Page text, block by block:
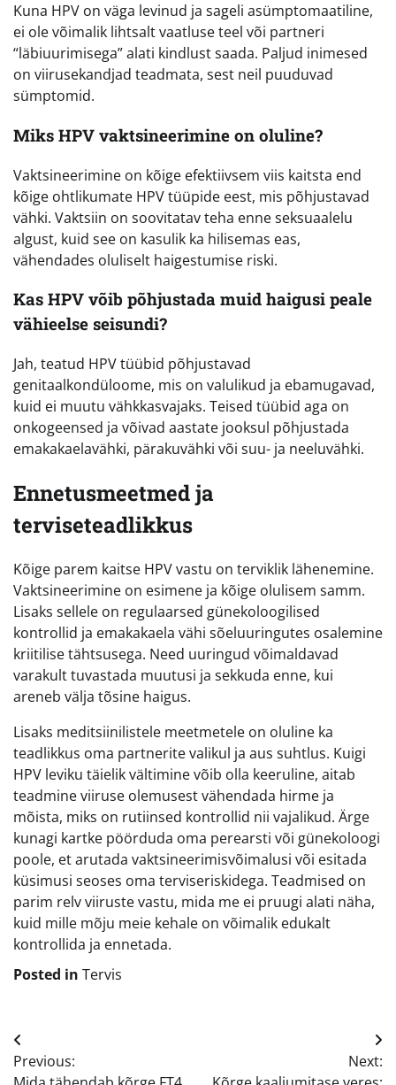
Kuna HPV on väga levinud ja sageli asümptomaatiline,
ei ole võimalik lihtsalt vaatluse teel või partneri
“läbiuurimisega” alati kindlust saada. Paljud inimesed
on viirusekandjad teadmata, sest neil puuduvad
sümptomid.
Miks HPV vaktsineerimine on oluline?
Vaktsineerimine on kõige efektiivsem viis kaitsta end
kõige ohtlikumate HPV tüüpide eest, mis põhjustavad
vähki. Vaktsiin on soovitatav teha enne seksuaalelu
algust, kuid see on kasulik ka hilisemas eas,
vähendades oluliselt haigestumise riski.
Kas HPV võib põhjustada muid haigusi peale
vähieelse seisundi?
Jah, teatud HPV tüübid põhjustavad
genitaalkondüloome, mis on valulikud ja ebamugavad,
kuid ei muutu vähkkasvajaks. Teised tüübid aga on
onkogeensed ja võivad aastate jooksul põhjustada
emakakaelavähki, pärakuvähki või suu- ja neeluvähki.
Ennetusmeetmed ja
terviseteadlikkus
Kõige parem kaitse HPV vastu on terviklik lähenemine.
Vaktsineerimine on esimene ja kõige olulisem samm.
Lisaks sellele on regulaarsed günekoloogilised
kontrollid ja emakakaela vähi sõeluuringutes osalemine
kriitilise tähtsusega. Need uuringud võimaldavad
varakult tuvastada muutusi ja sekkuda enne, kui
areneb välja tõsine haigus.
Lisaks meditsiinilistele meetmetele on oluline ka
teadlikkus oma partnerite valikul ja aus suhtlus. Kuigi
HPV leviku täielik vältimine võib olla keeruline, aitab
teadmine viiruse olemusest vähendada hirme ja
mõista, miks on rutiinsed kontrollid nii vajalikud. Ärge
kunagi kartke pöörduda oma perearsti või günekoloogi
poole, et arutada vaktsineerimisvõimalusi või esitada
küsimusi seoses oma terviseriskidega. Teadmised on
parim relv viiruste vastu, mida me ei pruugi alati näha,
kuid mille mõju meie kehale on võimalik edukalt
kontrollida ja ennetada.
Posted in Tervis
Navigeerimine
Previous:
Next: